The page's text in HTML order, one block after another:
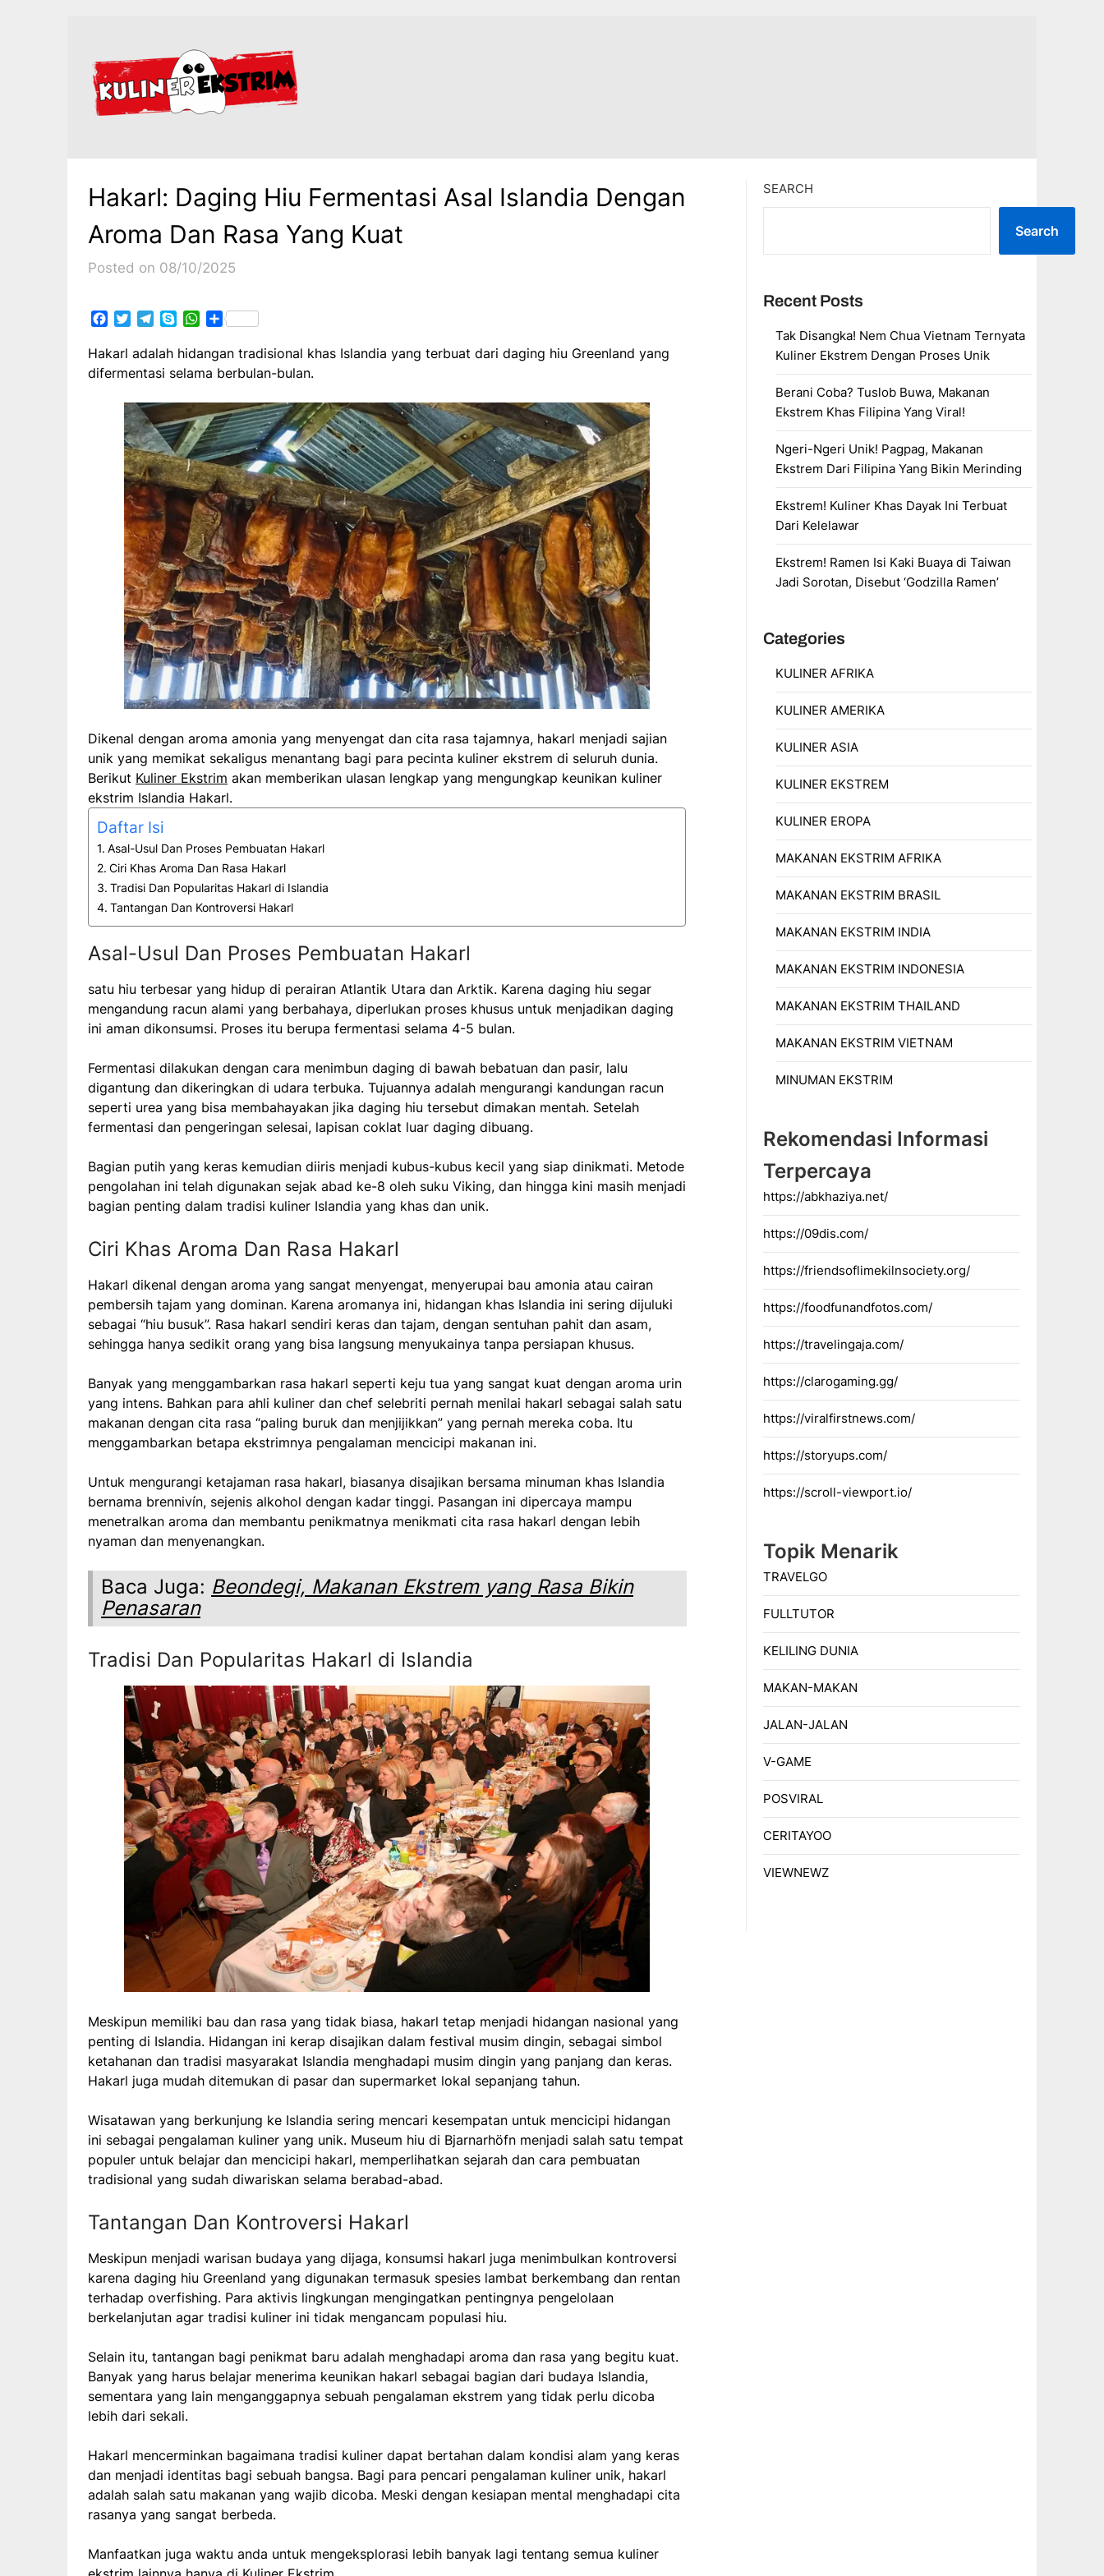
Hakarl: Daging Hiu Fermentasi Asal Islandia Dengan
Aroma Dan Rasa Yang Kuat
Posted on 08/10/2025
Facebook
TwitterTelegram
SkypeWhatsApp
Share
Hakarl adalah hidangan tradisional khas Islandia yang terbuat dari daging hiu Greenland yang
difermentasi selama berbulan-bulan.
Dikenal dengan aroma amonia yang menyengat dan cita rasa tajamnya, hakarl menjadi sajian
unik yang memikat sekaligus menantang bagi para pecinta kuliner ekstrem di seluruh dunia.
Berikut Kuliner Ekstrim akan memberikan ulasan lengkap yang mengungkap keunikan kuliner
ekstrim Islandia Hakarl.
Daftar Isi
Asal-Usul Dan Proses Pembuatan Hakarl
Ciri Khas Aroma Dan Rasa Hakarl
Tradisi Dan Popularitas Hakarl di Islandia
Tantangan Dan Kontroversi Hakarl
Asal-Usul Dan Proses Pembuatan Hakarl
satu hiu terbesar yang hidup di perairan Atlantik Utara dan Arktik. Karena daging hiu segar
mengandung racun alami yang berbahaya, diperlukan proses khusus untuk menjadikan daging
ini aman dikonsumsi. Proses itu berupa fermentasi selama 4-5 bulan.
Fermentasi dilakukan dengan cara menimbun daging di bawah bebatuan dan pasir, lalu
digantung dan dikeringkan di udara terbuka. Tujuannya adalah mengurangi kandungan racun
seperti urea yang bisa membahayakan jika daging hiu tersebut dimakan mentah. Setelah
fermentasi dan pengeringan selesai, lapisan coklat luar daging dibuang.
Bagian putih yang keras kemudian diiris menjadi kubus-kubus kecil yang siap dinikmati. Metode
pengolahan ini telah digunakan sejak abad ke-8 oleh suku Viking, dan hingga kini masih menjadi
bagian penting dalam tradisi kuliner Islandia yang khas dan unik.
Ciri Khas Aroma Dan Rasa Hakarl
Hakarl dikenal dengan aroma yang sangat menyengat, menyerupai bau amonia atau cairan
pembersih tajam yang dominan. Karena aromanya ini, hidangan khas Islandia ini sering dijuluki
sebagai “hiu busuk”. Rasa hakarl sendiri keras dan tajam, dengan sentuhan pahit dan asam,
sehingga hanya sedikit orang yang bisa langsung menyukainya tanpa persiapan khusus.
Banyak yang menggambarkan rasa hakarl seperti keju tua yang sangat kuat dengan aroma urin
yang intens. Bahkan para ahli kuliner dan chef selebriti pernah menilai hakarl sebagai salah satu
makanan dengan cita rasa “paling buruk dan menjijikkan” yang pernah mereka coba. Itu
menggambarkan betapa ekstrimnya pengalaman mencicipi makanan ini.
Untuk mengurangi ketajaman rasa hakarl, biasanya disajikan bersama minuman khas Islandia
bernama brennivín, sejenis alkohol dengan kadar tinggi. Pasangan ini dipercaya mampu
menetralkan aroma dan membantu penikmatnya menikmati cita rasa hakarl dengan lebih
nyaman dan menyenangkan.
Baca Juga: Beondegi, Makanan Ekstrem yang Rasa Bikin
Penasaran
Tradisi Dan Popularitas Hakarl di Islandia
Meskipun memiliki bau dan rasa yang tidak biasa, hakarl tetap menjadi hidangan nasional yang
penting di Islandia. Hidangan ini kerap disajikan dalam festival musim dingin, sebagai simbol
ketahanan dan tradisi masyarakat Islandia menghadapi musim dingin yang panjang dan keras.
Hakarl juga mudah ditemukan di pasar dan supermarket lokal sepanjang tahun.
Wisatawan yang berkunjung ke Islandia sering mencari kesempatan untuk mencicipi hidangan
ini sebagai pengalaman kuliner yang unik. Museum hiu di Bjarnarhöfn menjadi salah satu tempat
populer untuk belajar dan mencicipi hakarl, memperlihatkan sejarah dan cara pembuatan
tradisional yang sudah diwariskan selama berabad-abad.
Tantangan Dan Kontroversi Hakarl
Meskipun menjadi warisan budaya yang dijaga, konsumsi hakarl juga menimbulkan kontroversi
karena daging hiu Greenland yang digunakan termasuk spesies lambat berkembang dan rentan
terhadap overfishing. Para aktivis lingkungan mengingatkan pentingnya pengelolaan
berkelanjutan agar tradisi kuliner ini tidak mengancam populasi hiu.
Selain itu, tantangan bagi penikmat baru adalah menghadapi aroma dan rasa yang begitu kuat.
Banyak yang harus belajar menerima keunikan hakarl sebagai bagian dari budaya Islandia,
sementara yang lain menganggapnya sebuah pengalaman ekstrem yang tidak perlu dicoba
lebih dari sekali.
Hakarl mencerminkan bagaimana tradisi kuliner dapat bertahan dalam kondisi alam yang keras
dan menjadi identitas bagi sebuah bangsa. Bagi para pencari pengalaman kuliner unik, hakarl
adalah salah satu makanan yang wajib dicoba. Meski dengan kesiapan mental menghadapi cita
rasanya yang sangat berbeda.
Manfaatkan juga waktu anda untuk mengeksplorasi lebih banyak lagi tentang semua kuliner
SEARCH
Search
Recent Posts
Tak Disangka! Nem Chua Vietnam Ternyata
Kuliner Ekstrem Dengan Proses Unik
Berani Coba? Tuslob Buwa, Makanan
Ekstrem Khas Filipina Yang Viral!
Ngeri-Ngeri Unik! Pagpag, Makanan
Ekstrem Dari Filipina Yang Bikin Merinding
Ekstrem! Kuliner Khas Dayak Ini Terbuat
Dari Kelelawar
Ekstrem! Ramen Isi Kaki Buaya di Taiwan
Jadi Sorotan, Disebut ‘Godzilla Ramen’
Categories
KULINER AFRIKA
KULINER AMERIKA
KULINER ASIA
KULINER EKSTREM
KULINER EROPA
MAKANAN EKSTRIM AFRIKA
MAKANAN EKSTRIM BRASIL
MAKANAN EKSTRIM INDIA
MAKANAN EKSTRIM INDONESIA
MAKANAN EKSTRIM THAILAND
MAKANAN EKSTRIM VIETNAM
MINUMAN EKSTRIM
Rekomendasi Informasi
Terpercaya
https://abkhaziya.net/
https://09dis.com/
https://friendsoflimekilnsociety.org/
https://foodfunandfotos.com/
https://travelingaja.com/
https://clarogaming.gg/
https://viralfirstnews.com/
https://storyups.com/
https://scroll-viewport.io/
Topik Menarik
TRAVELGO
FULLTUTOR
KELILING DUNIA
MAKAN-MAKAN
JALAN-JALAN
V-GAME
POSVIRAL
CERITAYOO
VIEWNEWZ